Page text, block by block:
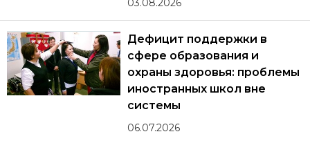
03.08.2026
Дефицит поддержки в
сфере образования и
охраны здоровья: проблемы
иностранных школ вне
системы
06.07.2026